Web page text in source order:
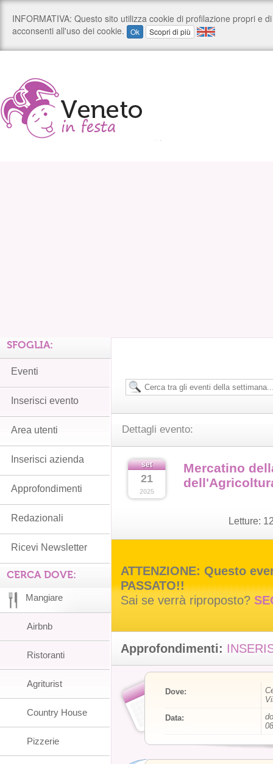
Dettagli evento:
set
21
2025
Mercatino
Letture:
ATTENZIONE: Questo
PASSATO!!
Sai se verrà riproposto?
Approfondimenti:
Dove:
Data:
SFOGLIA:
Eventi
Inserisci evento
Area utenti
Inserisci azienda
Approfondimenti
Redazionali
Ricevi Newsletter
CERCA DOVE:
Mangiare
Airbnb
Ristoranti
Agriturist
Country House
Pizzerie